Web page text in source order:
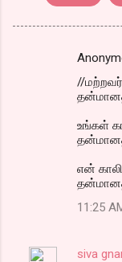
//மற்றவர்
உங்கள்
என்
11:25
siva